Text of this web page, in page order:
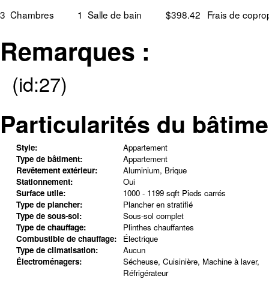
3 Chambres 1 Salle de bain $398.42 Frais de
Remarques :
(id:27)
Particularités du
Style:
Appartement
Type de bâtiment:
Appartement
Revêtement extérieur:
Aluminium, Brique
Stationnement:
Oui
Surface utile:
1000 - 1199 sqft Pieds carrés
Type de plancher:
Plancher en stratifié
Type de sous-sol:
Sous-sol complet
Type de chauffage:
Plinthes chauffantes
Combustible de chauffage:
Électrique
Type de climatisation:
Aucun
Électroménagers:
Sécheuse, Cuisinière, Machine à laver,
Réfrigérateur